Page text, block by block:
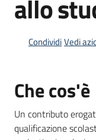
famiglie
allo
CondividiVedi
Che cos'è
Un contributo
qualificazione